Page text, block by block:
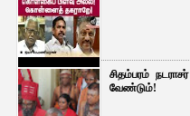
சிதம்பரம்
வேண்டும்!